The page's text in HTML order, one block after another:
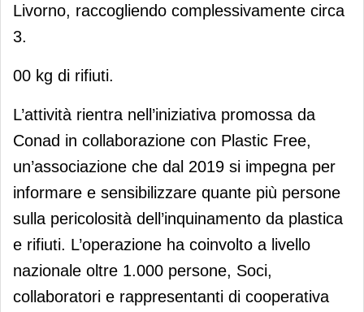
Livorno, raccogliendo complessivamente circa
3.
00 kg di rifiuti.
L’attività rientra nell’iniziativa promossa da
Conad in collaborazione con Plastic Free,
un’associazione che dal 2019 si impegna per
informare e sensibilizzare quante più persone
sulla pericolosità dell’inquinamento da plastica
e rifiuti. L’operazione ha coinvolto a livello
nazionale oltre 1.000 persone, Soci,
collaboratori e rappresentanti di cooperativa